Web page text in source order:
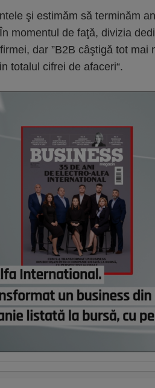
şi estimăm să terminăm
momentul de faţă, divizia
dar ”B2B câştigă tot mai
totalul cifrei de afaceri“.